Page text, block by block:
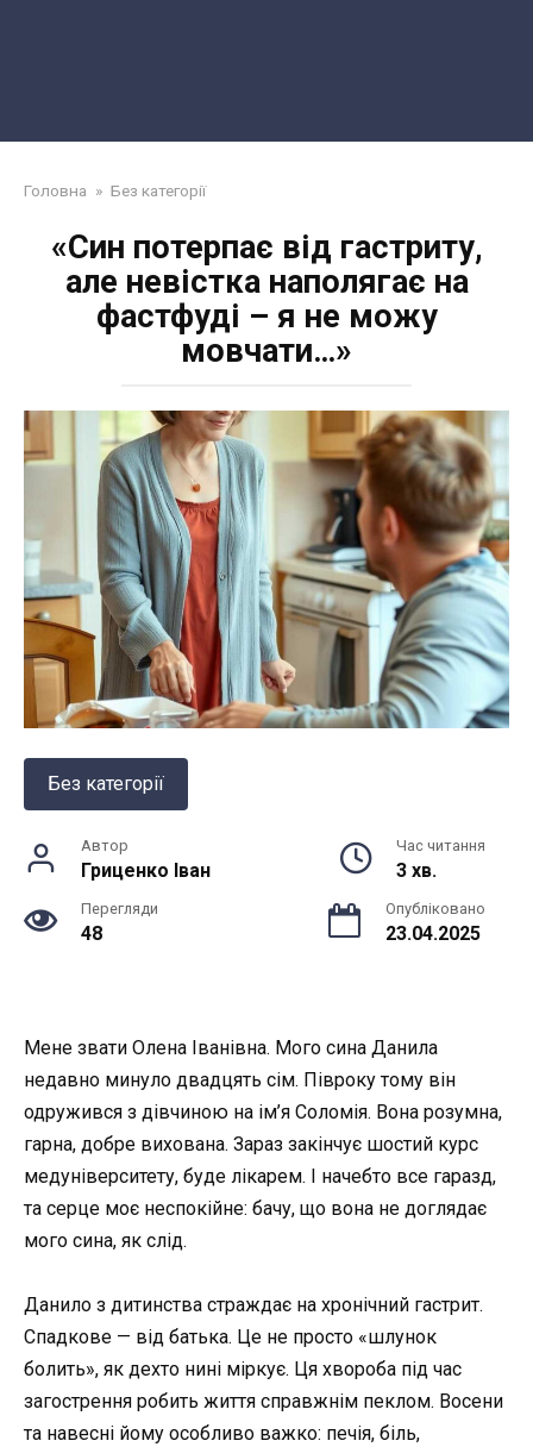
Головна » Без категорії
«Син потерпає від гастриту,
але невістка наполягає на
фастфуді – я не можу
мовчати…»
Без категорії
Автор
Гриценко Іван
Час читання
3 хв.
Перегляди
48
Опубліковано
23.04.2025
Мене звати Олена Іванівна. Мого сина Данила
недавно минуло двадцять сім. Півроку тому він
одружився з дівчиною на ім’я Соломія. Вона розумна,
гарна, добре вихована. Зараз закінчує шостий курс
медуніверситету, буде лікарем. І начебто все гаразд,
та серце моє неспокійне: бачу, що вона не доглядає
мого сина, як слід.
Данило з дитинства страждає на хронічний гастрит.
Спадкове — від батька. Це не просто «шлунок
болить», як дехто нині міркує. Ця хвороба під час
загострення робить життя справжнім пеклом. Восени
та навесні йому особливо важко: печія, біль,